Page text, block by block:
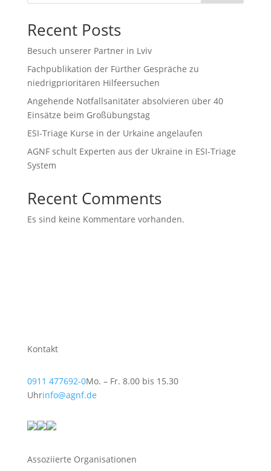
Recent Posts
Besuch unserer Partner in Lviv
Fachpublikation der Fürther Gespräche zu
niedrigprioritären Hilfeersuchen
Angehende Notfallsanitäter absolvieren über 40
Einsätze beim Großübungstag
ESI-Triage Kurse in der Urkaine angelaufen
AGNF schult Experten aus der Ukraine in ESI-Triage
System
Recent Comments
Es sind keine Kommentare vorhanden.
Kontakt
0911 477692-0Mo. – Fr. 8.00 bis 15.30
Uhrinfo@agnf.de
Assoziierte Organisationen